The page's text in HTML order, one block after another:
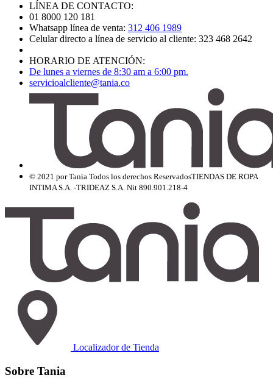
LÍNEA DE CONTACTO:
01 8000 120 181
Whatsapp línea de venta: 312 406 1989
Celular directo a línea de servicio al cliente: 323 468 2642
HORARIO DE ATENCIÓN:
De lunes a viernes de 8:30 am a 6:00 pm.
servicioalcliente@tania.co
© 2021 por Tania Todos los derechos ReservadosTIENDAS DE ROPA
INTIMA S.A. -TRIDEAZ S.A. Nit 890.901.218-4
Localizador de Tienda
Sobre Tania